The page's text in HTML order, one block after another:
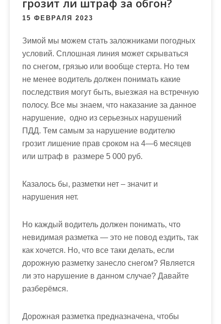
15 ФЕВРАЛЯ 2023
Зимой мы можем стать заложниками погодных
условий. Сплошная линия может скрываться
по снегом, грязью или вообще стерта. Но тем
не менее водитель должен понимать какие
последствия могут быть, выезжая на встречную
полосу. Все мы знаем, что наказание за данное
нарушение, одно из серьезных нарушений
ПДД. Тем самым за нарушение водителю
грозит лишение прав сроком на 4—6 месяцев
или штраф в размере 5 000 руб.
Казалось бы, разметки нет – значит и
нарушения нет.
Но каждый водитель должен понимать, что
невидимая разметка — это не повод ездить, так
как хочется. Но, что все таки делать, если
дорожную разметку занесло снегом? Является
ли это нарушение в данном случае? Давайте
разберёмся.
Дорожная разметка предназначена, чтобы